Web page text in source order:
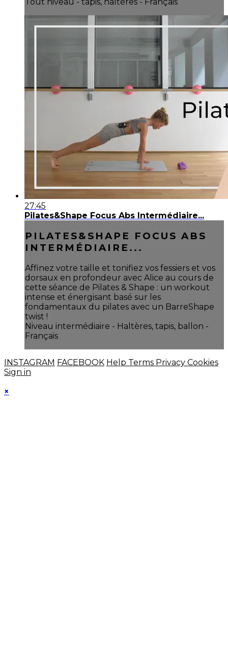
27:45
Pilates&Shape Focus Abs Intermédiaire...
PILATES&SHAPE FOCUS ABS
INTERMÉDIAIRE...
Affinez votre taille et tonifiez vos fessiers et vos
dorsaux en profondeur avec Alice au cours de
cette séance de Pilates & Shape : un workout
intense et énergisant basé sur les
fondamentaux du pilates avec un BarreShape
twist !
Niveau intermédiaire - Haltères, tapis, ballon -
Français
INSTAGRAM FACEBOOK Help Terms Privacy Cookies
Sign in
×